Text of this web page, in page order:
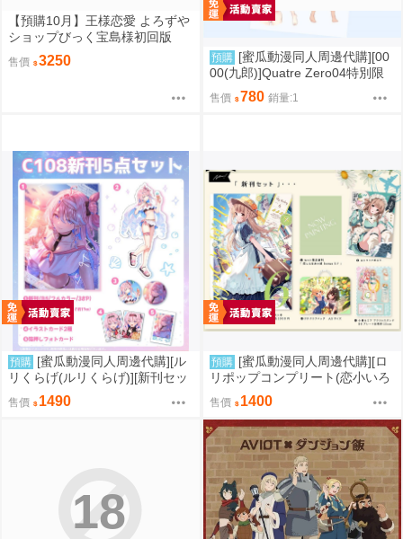
【預購10月】王様恋愛 よろずや
ショップびっく宝島様初回版
售價 3250 預購 [蜜瓜動漫同人周邊代購][00
00(九郎)]Quatre Zero04特別限
定版【メロン限定特典付】(同人
誌)
售價 780 銷量:1
預購 [蜜瓜動漫同人周邊代購][ル
リくらげ(ルリくらげ)][新刊セッ
ト]くらげびより in ラハイロイ
(同人誌)
售價 1490
預購 [蜜瓜動漫同人周邊代購][ロ
リポップコンプリート(恋小いろ
り)]【新刊セット5点セット】My
Baby 6(同人誌)
售價 1400
18